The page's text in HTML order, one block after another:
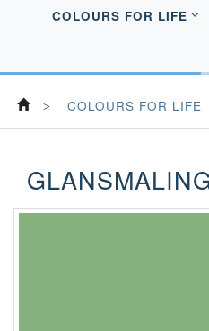
COLOURS FOR LIFE
COLOURS FOR LIFE